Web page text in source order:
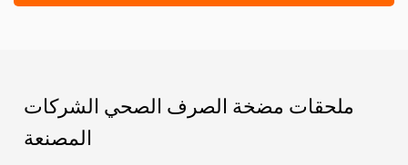
ملحقات مضخة الصرف الصحي الشركات
المصنعة